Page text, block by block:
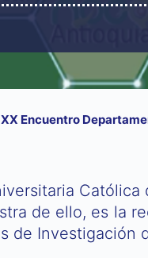
Encuentro
de ello, es la
de